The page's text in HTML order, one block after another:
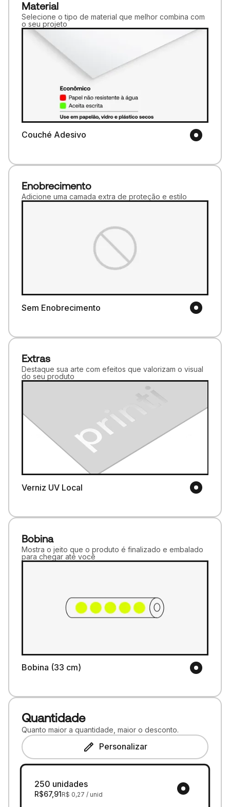
Material
Selecione o tipo de material que melhor combina com
o seu projeto
Couché Adesivo
Enobrecimento
Adicione uma camada extra de proteção e estilo
Sem Enobrecimento
Extras
Destaque sua arte com efeitos que valorizam o visual
do seu produto
Verniz UV Local
Bobina
Mostra o jeito que o produto é finalizado e embalado
para chegar até você
Bobina (33 cm)
Quantidade
Quanto maior a quantidade, maior o desconto.
Personalizar
250 unidades
R$67,91R$ 0,27 / unid